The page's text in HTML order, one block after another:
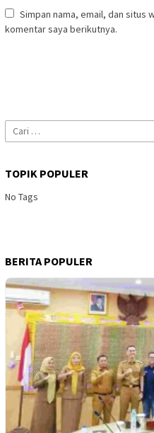
Simpan nama, email, dan situs
komentar saya berikutnya.
Cari
untuk:
TOPIK POPULER
No Tags
BERITA POPULER